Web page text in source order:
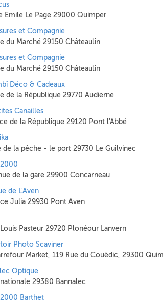
Emile Le Page 29000 Quimper
et Compagnie
du Marché 29150 Châteaulin
et Compagnie
du Marché 29150 Châteaulin
Déco & Cadeaux
de la République 29770 Audierne
Canailles
de la République 29120 Pont l'Abbé
de la pêche - le port 29730 Le Guilvinec
de la gare 29900 Concarneau
de L'Aven
Julia 29930 Pont Aven
Pasteur 29720 Plonéour Lanvern
Photo Scaviner
Market, 119 Rue du Couëdic, 29300
Optique
29380 Bannalec
Barthet